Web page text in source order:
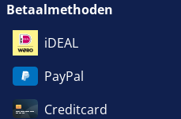
Betaalmethoden
iDEAL
PayPal
Creditcard